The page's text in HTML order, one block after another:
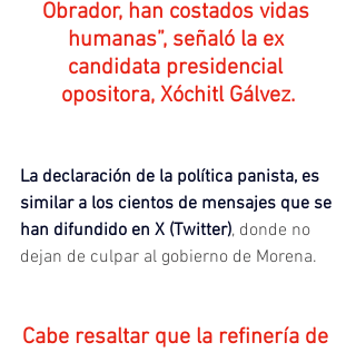
Obrador, han costados vidas
humanas”, señaló la ex
candidata presidencial
opositora, Xóchitl Gálvez.
La declaración de la política panista, es
similar a los cientos de mensajes que se
han difundido en X (Twitter), donde no
dejan de culpar al gobierno de Morena.
Cabe resaltar que la refinería de